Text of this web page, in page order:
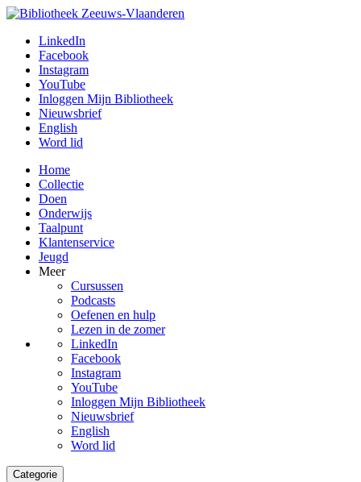
LinkedIn
Facebook
Instagram
YouTube
Inloggen Mijn Bibliotheek
Nieuwsbrief
English
Word lid
Home
Collectie
Doen
Onderwijs
Taalpunt
Klantenservice
Jeugd
Meer
Cursussen
Podcasts
Oefenen en hulp
Lezen in de zomer
LinkedIn
Facebook
Instagram
YouTube
Inloggen Mijn Bibliotheek
Nieuwsbrief
English
Word lid
Categorie